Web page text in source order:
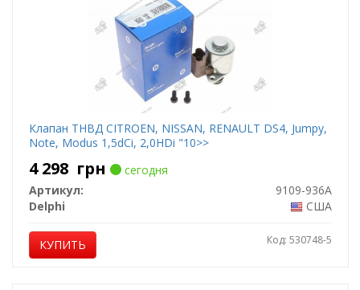
Клапан ТНВД CITROEN, NISSAN, RENAULT DS4, Jumpy,
Note, Modus 1,5dCi, 2,0HDi "10>>
4 298 грн
сегодня
Артикул:
9109-936A
Delphi
США
КУПИТЬ Код: 530748-5